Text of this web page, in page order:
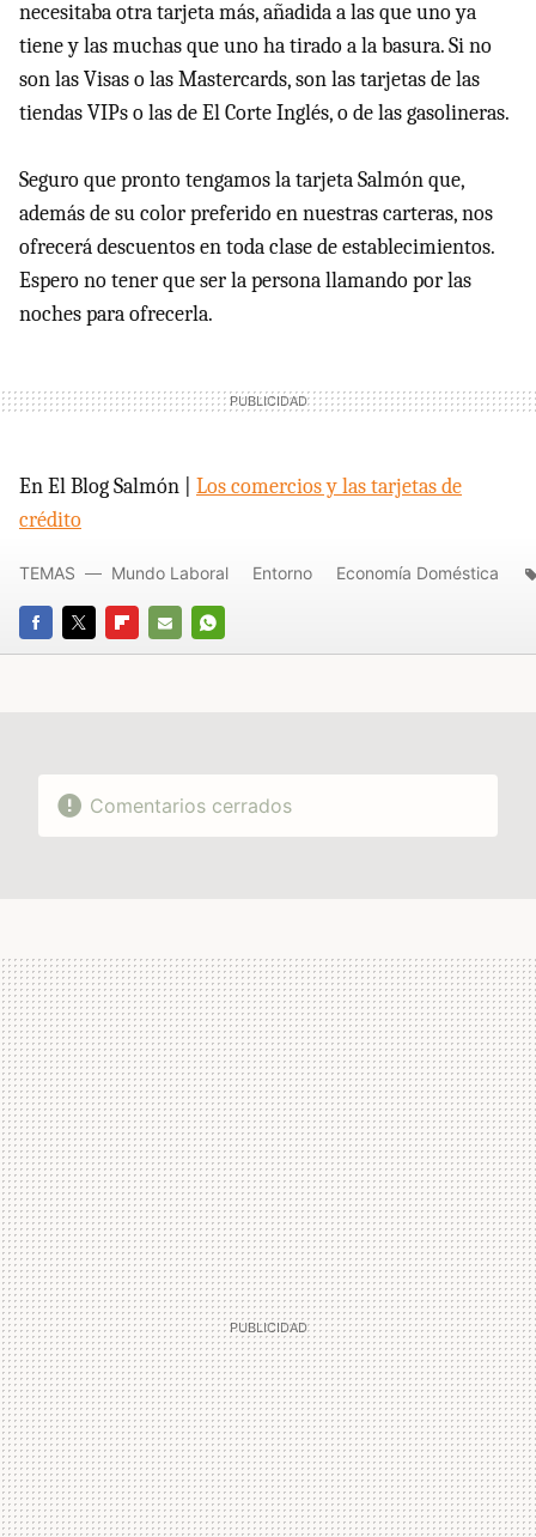
necesitaba otra tarjeta más, añadida a las que uno ya
tiene y las muchas que uno ha tirado a la basura. Si no
son las Visas o las Mastercards, son las tarjetas de las
tiendas VIPs o las de El Corte Inglés, o de las gasolineras.
Seguro que pronto tengamos la tarjeta Salmón que,
además de su color preferido en nuestras carteras, nos
ofrecerá descuentos en toda clase de establecimientos.
Espero no tener que ser la persona llamando por las
noches para ofrecerla.
En El Blog Salmón | Los comercios y las tarjetas de
crédito
FACEBOOK
TWITTERFLIPBOARD
E-
WHATSAPP
TEMAS Mundo Laboral Entorno Economía Doméstica
Comentarios cerrados